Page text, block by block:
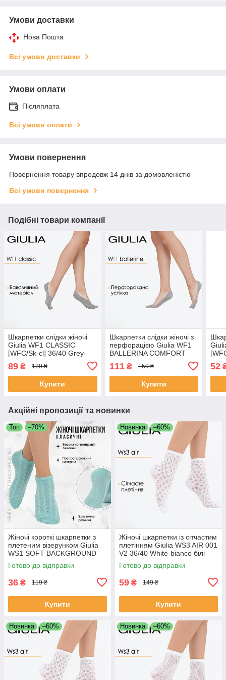
Умови доставки
Нова Пошта
Всі умови доставки
Умови оплати
Післяплата
Всі умови оплати
Умови повернення
Повернення товару впродовж 14 днів за домовленістю
Всі умови повернення
Подібні товари компанії
Шкарпетки слідки жіночі
Giulia WF1 CLASSIC
[WFC/Sk-cl] 36/40 Grey-
бавовняні, повсякденні
89 ₴ 129 ₴
Купити
Шкарпетки слідки жіночі з
перфорацією Giulia WF1
BALLERINA COMFORT
[WFP/SkR-cl] 36/40 Grey-
ultimate grey, повсякденні
підслідники
111₴ 159 ₴
Купити
52
Акційні пропозиції та новинки
Топ –70%
Жіночі короткі шкарпетки з
плетеним візерунком Giulia
WS1 SOFT BACKGROUND
003 36/40 сині Blue pastel
turquoise
Готово до відправки
36 ₴ 119 ₴
Купити
Новинка –60%
Жіночі шкарпетки із сітчастим
плетінням Giulia WS3 AIR 001
V2 36/40 White-bianco білі
шкарпетки сітка
Готово до відправки
59 ₴ 149 ₴
Купити
Новинка –60% Новинка –60%